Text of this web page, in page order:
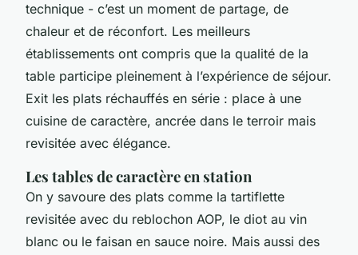
technique - c’est un moment de partage, de
chaleur et de réconfort. Les meilleurs
établissements ont compris que la qualité de la
table participe pleinement à l’expérience de séjour.
Exit les plats réchauffés en série : place à une
cuisine de caractère, ancrée dans le terroir mais
revisitée avec élégance.
Les tables de caractère en station
On y savoure des plats comme la tartiflette
revisitée avec du reblochon AOP, le diot au vin
blanc ou le faisan en sauce noire. Mais aussi des